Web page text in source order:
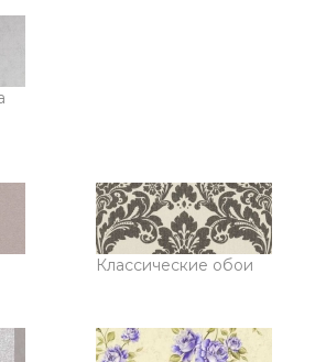
Классические обои